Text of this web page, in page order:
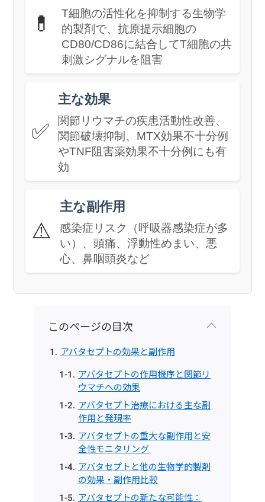
💊
T細胞の活性化を抑制する生物学
的製剤で、抗原提示細胞の
CD80/CD86に結合してT細胞の共
刺激シグナルを阻害
✅
主な効果
関節リウマチの疾患活動性改善、
関節破壊抑制、MTX効果不十分例
やTNF阻害薬効果不十分例にも有
効
⚠️
主な副作用
感染症リスク（呼吸器感染症が多
い）、頭痛、浮動性めまい、悪
心、鼻咽頭炎など
このページの目次
アバタセプトの効果と副作用
アバタセプトの作用機序と関節リ
ウマチへの効果
アバタセプト治療における主な副
作用と発現率
アバタセプトの重大な副作用と安
全性モニタリング
アバタセプトと他の生物学的製剤
の効果・副作用比較
アバタセプトの新たな可能性：